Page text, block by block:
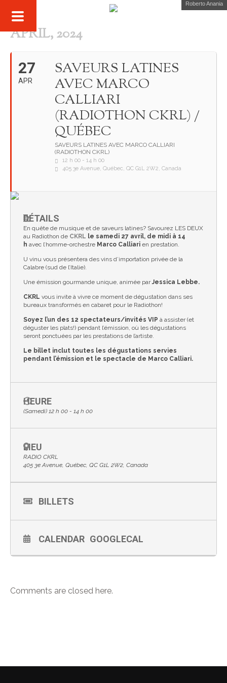
Roberto Anania
APRIL, 2024
27
APR
SAVEURS LATINES
AVEC MARCO
CALLIARI
(RADIOTHON CKRL) /
QUÉBEC
SAVEURS LATINES AVEC MARCO CALLIARI
(RADIOTHON CKRL)
12 h 00 - 14 h 00
405 3e Avenue, Québec, QC G1L 2W2, Canada
DÉTAILS
En quête de musique et de saveurs latines? Savourez LES DEUX
au Radiothon de CKRL le samedi 27 avril, de midi à 14
h avec l’homme-orchestre Marco Calliari en prestation.
U vinu vous présentera des vins d’importation privée de la
Calabre (sud de l’Italie).
Une émission gourmande unique, animée parJessica Lebbe.
CKRL vous invite à vivre ce moment de dégustation dans ses
bureaux transformés en cabaret pour le Radiothon!
Soyez l’un des 12 spectateurs/invités VIP à assister (et
déguster les plats!) pendant l’émission, où les dégustations
seront ponctuées par les prestations de l’artiste.
Le billet inclut toutes les dégustations servies
pendant l’émission et le spectacle de Marco Calliari.
HEURE
(Samedi) 12 h 00 - 14 h 00
LIEU
RADIO CKRL
405 3e Avenue, Québec, QC G1L 2W2, Canada
BILLETS
CALENDAR GOOGLECAL
Comments are closed here.